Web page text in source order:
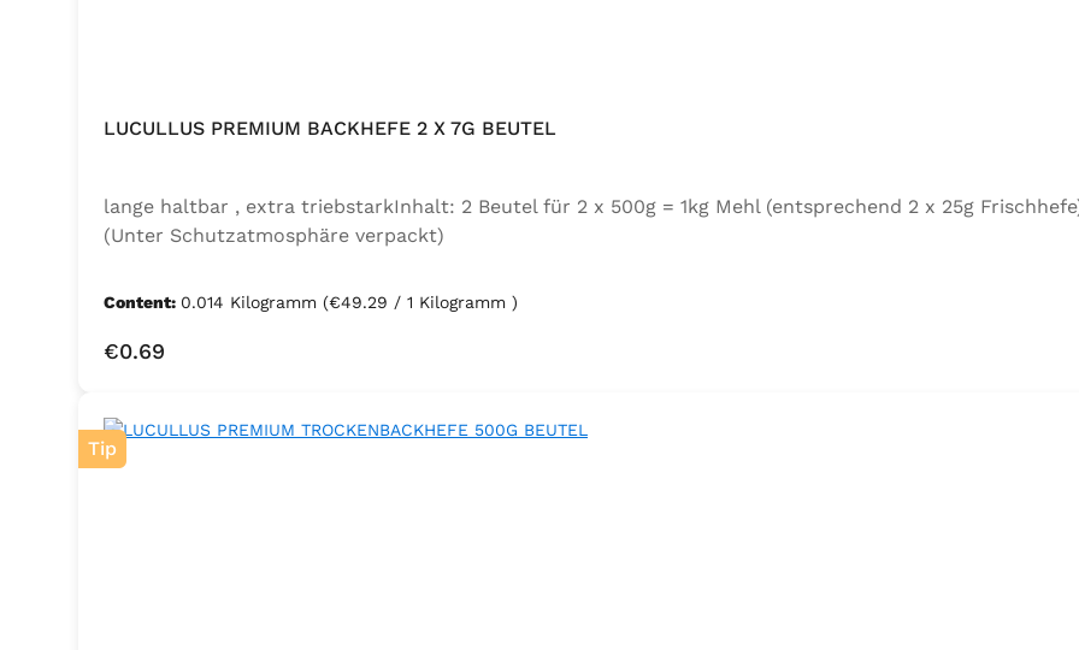
LUCULLUS PREMIUM BACKHEFE 2 X 7G BEUTEL
lange haltbar , extra triebstarkInhalt: 2 Beutel für 2 x 500g = 1kg Mehl (entsprechend 2 x 25g
(Unter Schutzatmosphäre verpackt)
Content: 0.014 Kilogramm (€49.29 / 1 Kilogramm )
Regular price:
€0.69
Tip